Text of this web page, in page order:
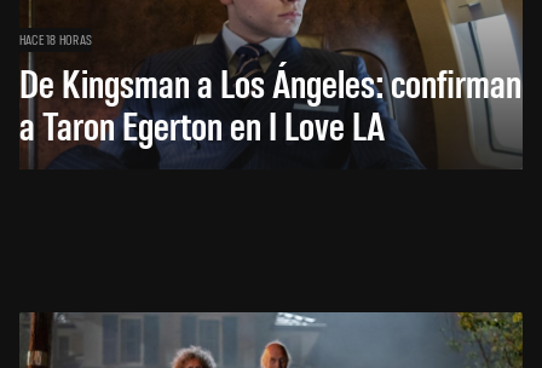
HACE 18 HORAS
De Kingsman a Los Ángeles: confirman
a Taron Egerton en I Love LA